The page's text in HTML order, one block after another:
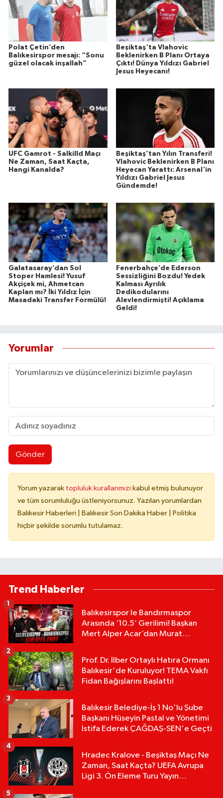
Polat Çetin’den
Balıkesirspor mesajı: “Sonu
güzel olacak inşallah”
Beşiktaş'ta Vlahovic
Beklenirken B Planı Ortaya
Çıktı! Dünya Yıldızı Gabriel
Jesus Heyecanı!
UFC Gamrot - Salkilld Maçı
Ne Zaman, Saat Kaçta,
Hangi Kanalda?
Beşiktaş’tan Yılın Transferi!
Vlahovic Beklenirken B Planı
Heyecan Yarattı: Arsenal'in
Yıldızı Gabriel Jesus
Gündemde!
Galatasaray’dan Sol
Stoper Hamlesi! Yusuf
Akçiçek mi, Ahmetcan
Kaplan mı? İki Yıldız İçin
Masadaki Transfer Formülü!
Fenerbahçe’de Ederson
Sessizliğini Bozdu! Yedek
Kalması Ayrılık
Dedikodularını
Alevlendirmişti! Açıklama
Geldi!
Yorumlar
Gönder
Yorum yazarak topluluk kurallarımızı kabul etmiş bulunuyor
ve tüm sorumluluğu üstleniyorsunuz. Yazılan yorumlardan
Balıkesir Haberleri | Balıkesir Son Dakika Haber | Politika
hiçbir şekilde sorumlu tutulamaz.
Trend Haberler
Balıkesirspor le Bandırmaspor
Arasında ‘10.5’ Gerilimi! Başkan
Mert Alper Acar’dan Murat
1
Prof. Dr. İlber Ortaylı Hatıra Ormanı
Balıkesir'de Kuruluyor! TEMA Vakfı
Fidan Bağışlarını Başlattı!
2
Balıkesir Belediye-İş 1 No'lu Şube
Başkanı Hüseyin Pastal ve Yönetimi
İstifa Ederek ÇAĞDAŞ-SEN'e Geçti
3
Hradec Kralove - Beşiktaş Maçı Ne
Zaman, Saat Kaçta? UEFA Avrupa
Ligi 3. Ön Eleme Turu Yayın
4
5